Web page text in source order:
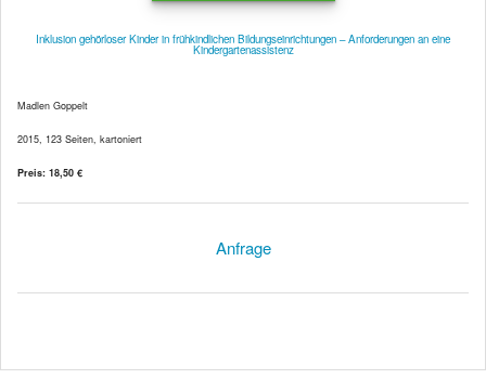
Inklusion gehörloser Kinder in frühkindlichen Bildungseinrichtungen – Anforderungen an eine
Kindergartenassistenz
Madlen Goppelt
2015, 123 Seiten, kartoniert
Preis: 18,50 €
Anfrage